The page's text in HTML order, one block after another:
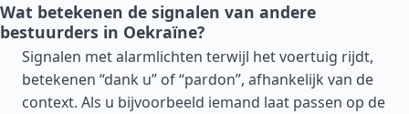
Wat betekenen de signalen van andere
bestuurders in Oekraïne?
Signalen met alarmlichten terwijl het voertuig rijdt,
betekenen “dank u” of “pardon”, afhankelijk van de
context. Als u bijvoorbeeld iemand laat passen op de